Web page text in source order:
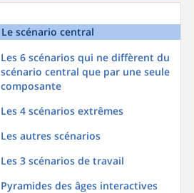
Le scénario central
Les 6 scénarios qui ne diffèrent du
scénario central que par une seule
composante
Les 4 scénarios extrêmes
Les autres scénarios
Les 3 scénarios de travail
Pyramides des âges interactives